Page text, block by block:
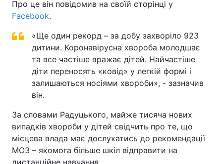
Про це він повідомив на своїй сторінці у
Facebook.
«Ще один рекорд – за добу захворіло 923
дитини. Коронавірусна хвороба молодшає
та все частіше вражає дітей. Найчастіше
діти переносять «ковід» у легкій формі і
залишаються носіями хвороби», - зазначив
він.
За словами Радуцького, майже тисяча нових
випадків хвороби у дітей свідчить про те, що
місцева влада має дослухатись до рекомендації
МОЗ – якомога більше шкіл відправити на
дистанційне навчання.